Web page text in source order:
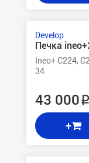
Develop
Печка
Ineo+ C224,
34
43 000 ₽
+